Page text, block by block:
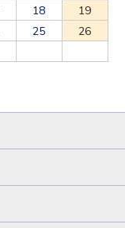
18
19
25
26